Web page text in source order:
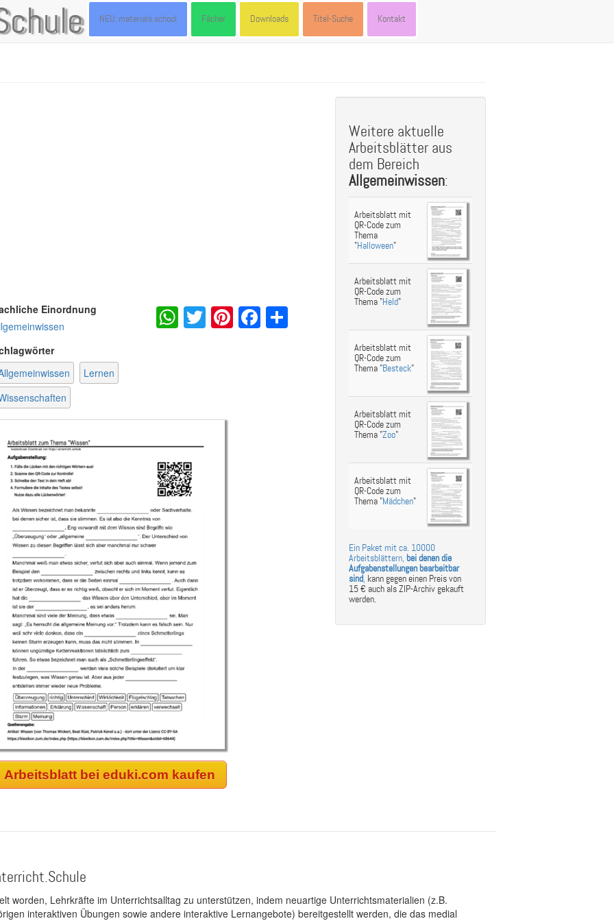
NEU: materials.school Fächer Downloads Titel-Suche Kontakt
Einordnung
Lernen
WhatsApp
Twitter
Pinterest
Facebook
Arbeitsblatt bei eduki.com kaufen
Weitere aktuelle
Arbeitsblätter aus
dem Bereich
Allgemeinwissen:
Arbeitsblatt mit
QR-Code zum
Thema
"Halloween"
Arbeitsblatt mit
QR-Code zum
Thema "Held"
Arbeitsblatt mit
QR-Code zum
Thema "Besteck"
Arbeitsblatt mit
QR-Code zum
Thema "Zoo"
Arbeitsblatt mit
QR-Code zum
Thema "Mädchen"
Ein Paket mit ca. 10000
Arbeitsblättern, bei denen die
Aufgabenstellungen bearbeitbar
sind, kann gegen einen Preis von
15 € auch als ZIP-Archiv gekauft
werden.
worden, Lehrkräfte im Unterrichtsalltag zu unterstützen, indem neuartige Unterrichtsmaterialien (z.B.
interaktiven Übungen sowie andere interaktive Lernangebote) bereitgestellt werden, die das medial